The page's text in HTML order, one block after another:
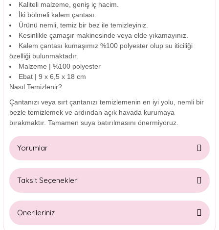
Kaliteli malzeme, geniş iç hacim.
İki bölmeli kalem çantası.
Ürünü nemli, temiz bir bez ile temizleyiniz.
Kesinlikle çamaşır makinesinde veya elde yıkamayınız.
Kalem çantası kumaşımız %100 polyester olup su iticiliği
özelliği bulunmaktadır.
Malzeme | %100 polyester
Ebat | 9 x 6,5 x 18 cm
Nasıl Temizlenir?
Çantanızı veya sırt çantanızı temizlemenin en iyi yolu, nemli bir
bezle temizlemek ve ardından açık havada kurumaya
bırakmaktır. Tamamen suya batırılmasını önermiyoruz.
Yorumlar
Taksit Seçenekleri
Önerileriniz